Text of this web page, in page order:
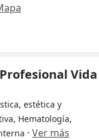
Vida
estética y
Hematología,
· Ver más